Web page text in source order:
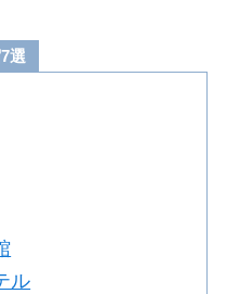
選
ル